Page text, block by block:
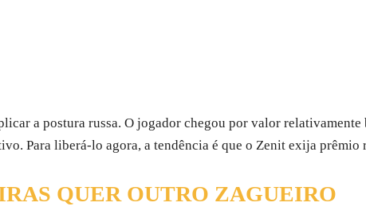
a postura russa. O jogador chegou por valor
Para liberá-lo agora, a tendência é que o Zenit exija prêmio
QUER OUTRO ZAGUEIRO